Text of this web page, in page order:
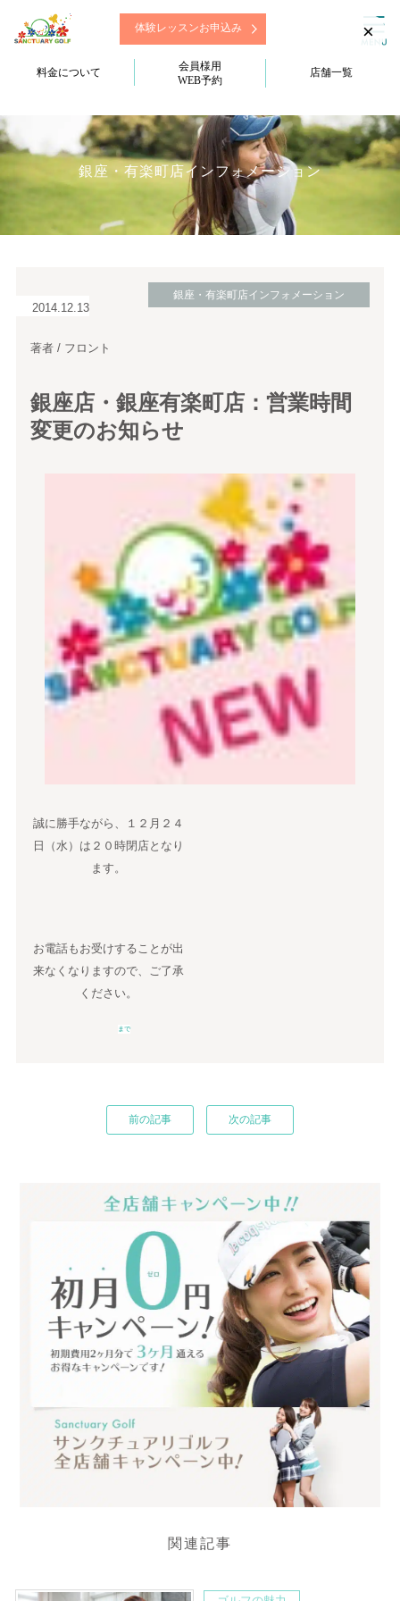
体験レッスンお申込み
料金について
会員様用
WEB予約
店舗一覧
銀座・有楽町店インフォメーション
2014.12.13
銀座・有楽町店インフォメーション
著者 / フロント
銀座店・銀座有楽町店：営業時間
変更のお知らせ
誠に勝手ながら、１２月２４
日（水）は２０時閉店となり
ます。
お電話もお受けすることが出
来なくなりますので、ご了承
ください。
前の記事 次の記事
まで
関連記事
×